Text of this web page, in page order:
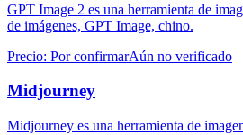
GPT Image 2 es una herramienta de
de imágenes, GPT Image, chino.
Precio: Por confirmarAún no verificado
Midjourney
Midjourney es una herramienta de